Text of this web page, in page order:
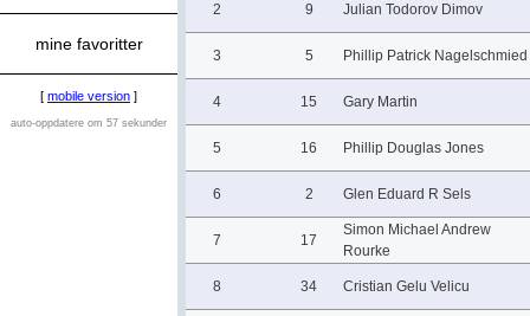
mine favoritter
[ mobile version ]
auto-oppdatere om 57 sekunder
2 9 Julian Todorov Dimov
3 5 Phillip Patrick Nagelschmied
4 15 Gary Martin
5 16 Phillip Douglas Jones
6 2 Glen Eduard R Sels
7 17
Simon Michael Andrew
Rourke
8 34 Cristian Gelu Velicu